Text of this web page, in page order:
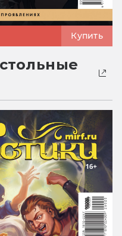
Купить